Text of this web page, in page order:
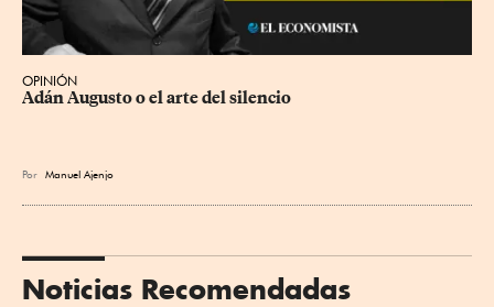
OPINIÓN
Adán Augusto o el arte del silencio
Por Manuel Ajenjo
Noticias Recomendadas